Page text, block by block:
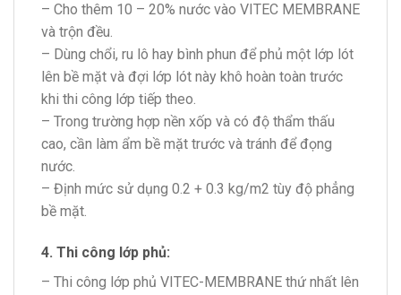
– Cho thêm 10 – 20% nước vào VITEC MEMBRANE
và trộn đều.
– Dùng chổi, ru lô hay bình phun để phủ một lớp lót
lên bề mặt và đợi lớp lót này khô hoàn toàn trước
khi thi công lớp tiếp theo.
– Trong trường hợp nền xốp và có độ thẩm thấu
cao, cần làm ẩm bề mặt trước và tránh để đọng
nước.
– Định mức sử dụng 0.2 + 0.3 kg/m2 tùy độ phẳng
bề mặt.
4. Thi công lớp phủ:
– Thi công lớp phủ VITEC-MEMBRANE thứ nhất lên